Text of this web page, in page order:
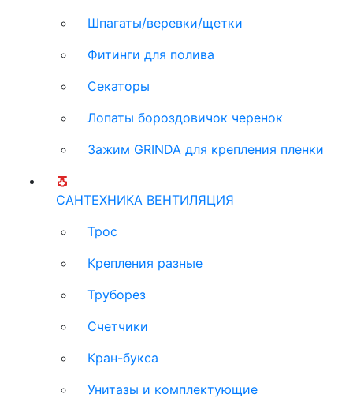
Шпагаты/веревки/щетки
Фитинги для полива
Секаторы
Лопаты бороздовичок черенок
Зажим GRINDA для крепления пленки
САНТЕХНИКА ВЕНТИЛЯЦИЯ
Трос
Крепления разные
Труборез
Счетчики
Кран-букса
Унитазы и комплектующие